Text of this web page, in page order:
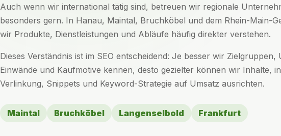
Auch wenn wir international tätig sind, betreuen wir regionale
besonders gern. In Hanau, Maintal, Bruchköbel und dem Rhein-Main-
wir Produkte, Dienstleistungen und Abläufe häufig direkter verstehen.
Dieses Verständnis ist im SEO entscheidend: Je besser wir Zielgruppen,
Einwände und Kaufmotive kennen, desto gezielter können wir Inhalte,
Verlinkung, Snippets und Keyword-Strategie auf Umsatz ausrichten.
Maintal Bruchköbel Langenselbold Frankfurt